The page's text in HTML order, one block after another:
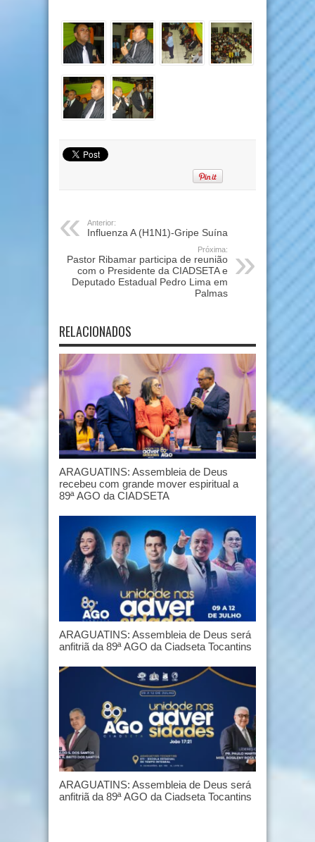
Anterior:
Influenza A (H1N1)-Gripe Suína
Próxima:
Pastor Ribamar participa de reunião
com o Presidente da CIADSETA e
Deputado Estadual Pedro Lima em
Palmas
RELACIONADOS
ARAGUATINS: Assembleia de Deus
recebeu com grande mover espiritual a
89ª AGO da CIADSETA
ARAGUATINS: Assembleia de Deus será
anfitriã da 89ª AGO da Ciadseta Tocantins
ARAGUATINS: Assembleia de Deus será
anfitriã da 89ª AGO da Ciadseta Tocantins